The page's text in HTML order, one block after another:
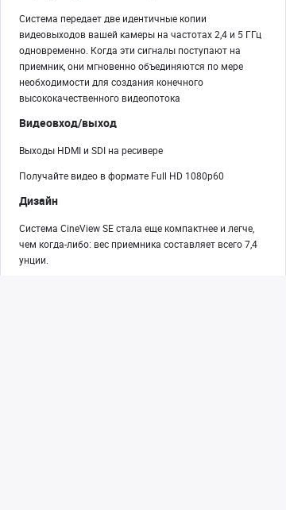
Система передает две идентичные копии
видеовыходов вашей камеры на частотах 2,4 и 5 ГГц
одновременно. Когда эти сигналы поступают на
приемник, они мгновенно объединяются по мере
необходимости для создания конечного
высококачественного видеопотока
Видеовход/выход
Выходы HDMI и SDI на ресивере
Получайте видео в формате Full HD 1080p60
Дизайн
Система CineView SE стала еще компактнее и легче,
чем когда-либо: вес приемника составляет всего 7,4
унции.